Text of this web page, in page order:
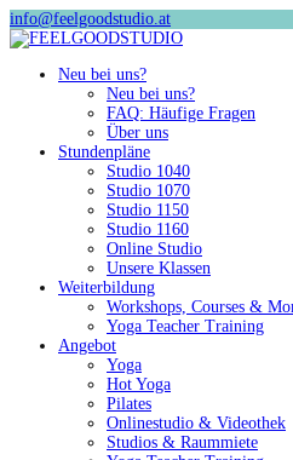
info@feelgoodstudio.at
Neu bei uns?
Neu bei uns?
FAQ: Häufige Fragen
Über uns
Stundenpläne
Studio 1040
Studio 1070
Studio 1150
Studio 1160
Online Studio
Unsere Klassen
Weiterbildung
Workshops, Courses &
Yoga Teacher Training
Angebot
Yoga
Hot Yoga
Pilates
Onlinestudio & Videothek
Studios & Raummiete